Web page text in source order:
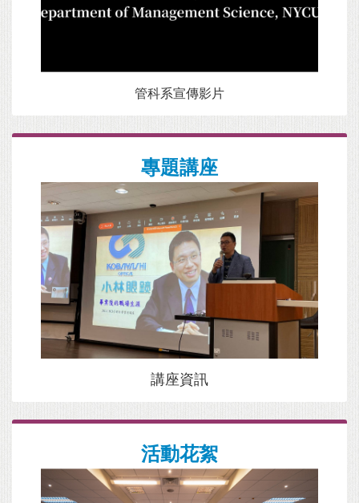
管科系宣傳影片
專題講座
講座資訊
活動花絮